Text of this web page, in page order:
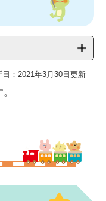
日：2021年3月30日更新